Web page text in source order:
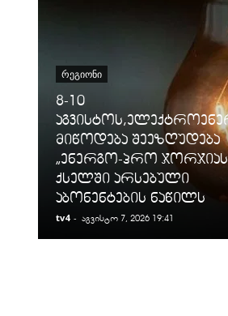
ᲠᲔᲒᲘᲝᲜᲘ
8-10
მიწოდება შეეზღუდება
„ენერგო-პრო
ქსელში არსებული
აბონენტების ნაწილს
tv4 - აგვისტო 7, 2026 19:41